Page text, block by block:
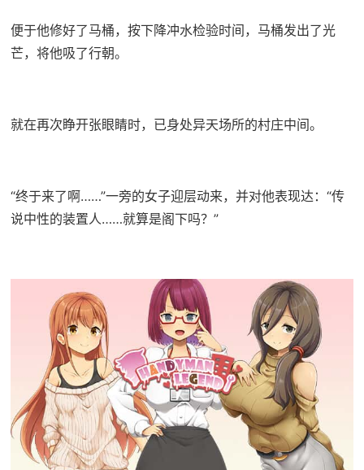
便于他修好了马桶，按下降冲水检验时间，马桶发出了光
芒，将他吸了行朝。
就在再次睁开张眼睛时，已身处异天场所的村庄中间。
“终于来了啊……”一旁的女子迎层动来，并对他表现达：“传
说中性的装置人……就算是阁下吗？”